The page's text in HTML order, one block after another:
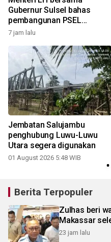
Gubernur Sulsel bahas
pembangunan PSEL
Mamminasata
7 jam lalu
Jembatan Salujambu
penghubung Luwu-Luwu
Utara segera digunakan
01 August 2026 5:48 WIB
Berita Terpopuler
Zulhas beri
Makassar
23 jam lalu